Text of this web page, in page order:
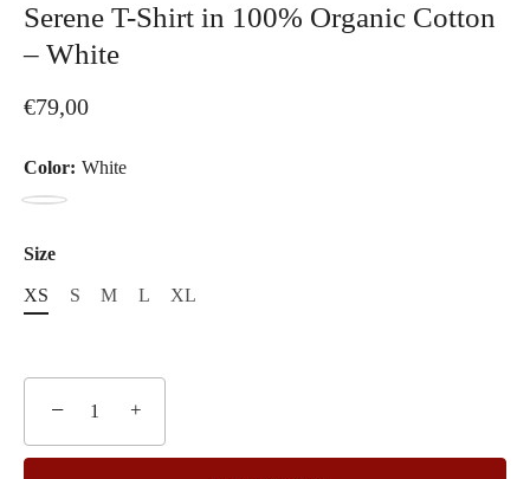
Serene T-Shirt in 100% Organic Cotton
– White
€79,00
Color: White
White
Size
XS S M L XL
− +